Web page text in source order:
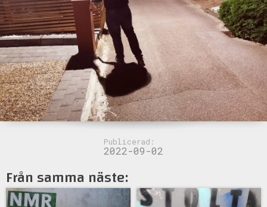
Publicerad:
2022-09-02
Från samma näste: